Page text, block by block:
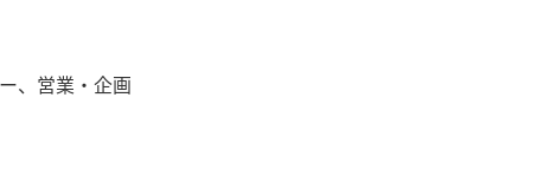
、 営業・企画